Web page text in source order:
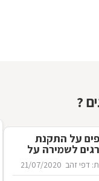
?
על התקנת
לשמירה על
דפי זהב 21/07/2020